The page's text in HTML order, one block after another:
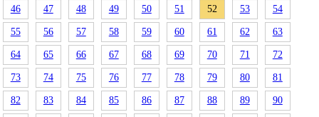
46 47 48 49 50 51 52 53 54
55 56 57 58 59 60 61 62 63
64 65 66 67 68 69 70 71 72
73 74 75 76 77 78 79 80 81
82 83 84 85 86 87 88 89 90